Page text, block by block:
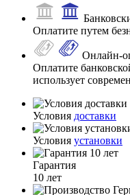
Оплатите путем
Онлайн-
Оплатите
использует
Условия доставки
Условия установки
Гарантия
10 лет